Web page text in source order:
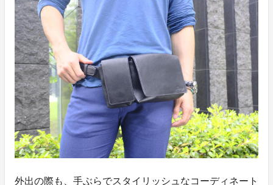
外出の際も、手ぶらでスタイリッシュなコーディネート